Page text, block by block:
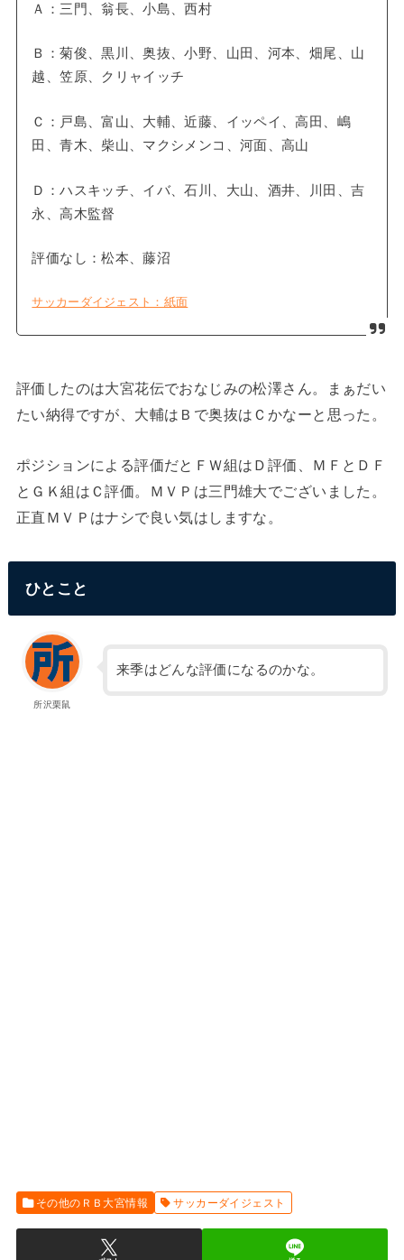
Ａ：三門、翁長、小島、西村
Ｂ：菊俊、黒川、奥抜、小野、山田、河本、畑尾、山
越、笠原、クリャイッチ
Ｃ：戸島、富山、大輔、近藤、イッペイ、高田、嶋
田、青木、柴山、マクシメンコ、河面、高山
Ｄ：ハスキッチ、イバ、石川、大山、酒井、川田、吉
永、高木監督
評価なし：松本、藤沼
サッカーダイジェスト：紙面
評価したのは大宮花伝でおなじみの松澤さん。まぁだい
たい納得ですが、大輔はＢで奥抜はＣかなーと思った。
ポジションによる評価だとＦＷ組はＤ評価、ＭＦとＤＦ
とＧＫ組はＣ評価。ＭＶＰは三門雄大でございました。
正直ＭＶＰはナシで良い気はしますな。
ひとこと
所沢栗鼠
来季はどんな評価になるのかな。
その他のＲＢ大宮情報 サッカーダイジェスト